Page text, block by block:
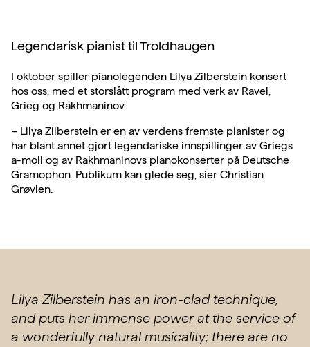
Legendarisk pianist til Troldhaugen
I oktober spiller pianolegenden Lilya Zilberstein konsert
hos oss, med et storslått program med verk av Ravel,
Grieg og Rakhmaninov.
– Lilya Zilberstein er en av verdens fremste pianister og
har blant annet gjort legendariske innspillinger av Griegs
a-moll og av Rakhmaninovs pianokonserter på Deutsche
Gramophon. Publikum kan glede seg, sier Christian
Grøvlen.
Lilya Zilberstein has an iron-clad technique,
and puts her immense power at the service of
a wonderfully natural musicality; there are no